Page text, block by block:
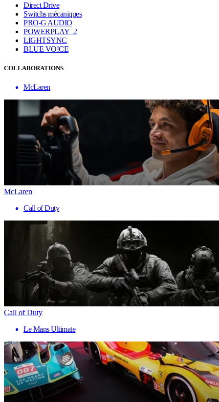
Direct Drive
Switchs mécaniques
PRO-G AUDIO
POWERPLAY 2
LIGHTSYNC
BLUE VO!CE
COLLABORATIONS
McLaren
McLaren
Call of Duty
Call of Duty
Le Mans Ultimate